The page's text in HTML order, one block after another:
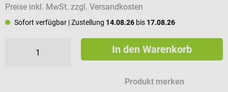
Preise inkl. MwSt. zzgl. Versandkosten
Sofort verfügbar | Zustellung 14.08.26 bis 17.08.26
In den Warenkorb
Produkt merken